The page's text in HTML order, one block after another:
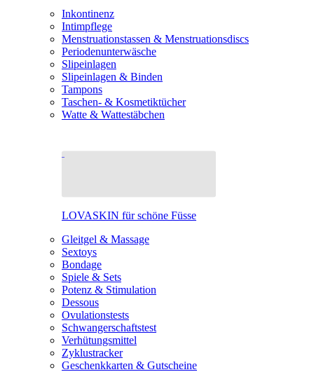
Inkontinenz
Intimpflege
Menstruationstassen & Menstruationsdiscs
Periodenunterwäsche
Slipeinlagen
Slipeinlagen & Binden
Tampons
Taschen- & Kosmetiktücher
Watte & Wattestäbchen
LOVASKIN für schöne Füsse
Gleitgel & Massage
Sextoys
Bondage
Spiele & Sets
Potenz & Stimulation
Dessous
Ovulationstests
Schwangerschaftstest
Verhütungsmittel
Zyklustracker
Geschenkkarten & Gutscheine